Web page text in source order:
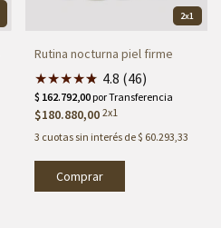
2x1
Rutina nocturna piel firme
★★★★★
★ 4.8 (46)
$180.880,00 2x1
3 cuotas sin interés de$ 60.293,33